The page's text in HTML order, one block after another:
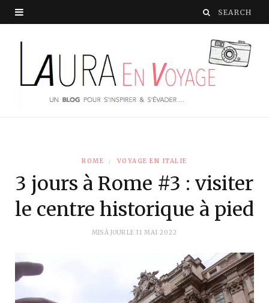
ROME VOYAGE EN ITALIE
3 jours à Rome #3 : visiter
le centre historique à pied
MIS À JOUR LE 31 MAI 2022